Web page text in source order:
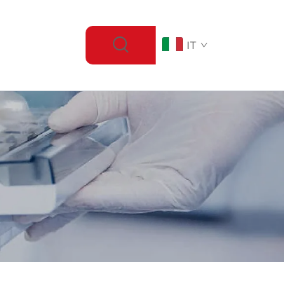
IT